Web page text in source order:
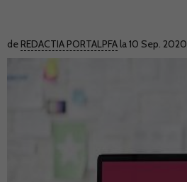
de REDACTIA PORTALPFA la 10 Sep. 2020